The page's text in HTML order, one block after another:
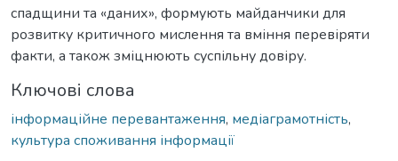
спадщини та «даних», формують майданчики для
розвитку критичного мислення та вміння перевіряти
факти, а також зміцнюють суспільну довіру.
Ключові слова
інформаційне перевантаження, медіаграмотність,
культура споживання інформації